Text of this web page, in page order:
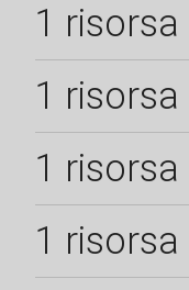
1 risorsa
1 risorsa
1 risorsa
1 risorsa